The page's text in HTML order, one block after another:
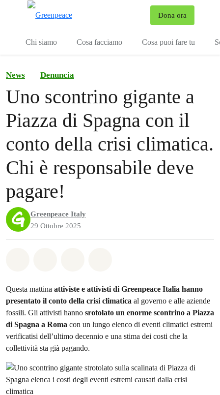
Dona ora
Chi siamo Cosa facciamo Cosa puoi fare tu
News Denuncia
Uno scontrino gigante a
Piazza di Spagna con il
conto della crisi climatica.
Chi è responsabile deve
pagare!
Greenpeace Italy
29 Ottobre 2025
Questa mattina attiviste e attivisti di Greenpeace Italia hanno
presentato il conto della crisi climatica al governo e alle aziende
fossili. Gli attivisti hanno srotolato un enorme scontrino a Piazza
di Spagna a Roma con un lungo elenco di eventi climatici estremi
verificatisi dell’ultimo decennio e una stima dei costi che la
collettività sta già pagando.